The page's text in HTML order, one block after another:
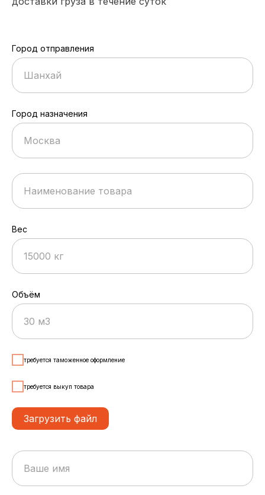
Город отправления
Шанхай
Город назначения
Москва
Наименование товара
Вес
15000 кг
Объём
30 м3
требуется таможенное оформление
требуется выкуп товара
Загрузить файл
Ваше имя